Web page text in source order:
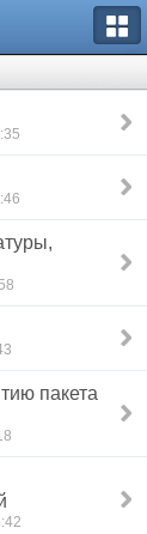
пакета